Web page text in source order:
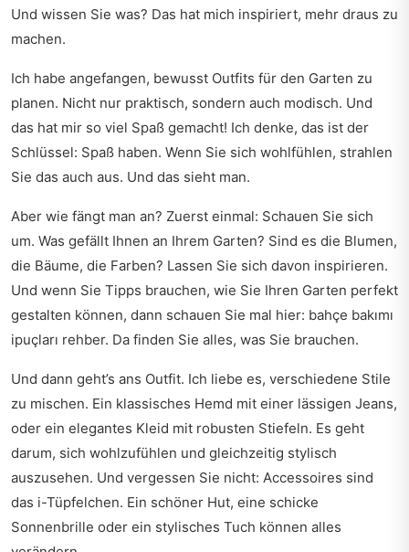
Und wissen Sie was? Das hat mich inspiriert, mehr draus zu
machen.
Ich habe angefangen, bewusst Outfits für den Garten zu
planen. Nicht nur praktisch, sondern auch modisch. Und
das hat mir so viel Spaß gemacht! Ich denke, das ist der
Schlüssel: Spaß haben. Wenn Sie sich wohlfühlen, strahlen
Sie das auch aus. Und das sieht man.
Aber wie fängt man an? Zuerst einmal: Schauen Sie sich
um. Was gefällt Ihnen an Ihrem Garten? Sind es die Blumen,
die Bäume, die Farben? Lassen Sie sich davon inspirieren.
Und wenn Sie Tipps brauchen, wie Sie Ihren Garten perfekt
gestalten können, dann schauen Sie mal hier: bahçe bakımı
ipuçları rehber. Da finden Sie alles, was Sie brauchen.
Und dann geht’s ans Outfit. Ich liebe es, verschiedene Stile
zu mischen. Ein klassisches Hemd mit einer lässigen Jeans,
oder ein elegantes Kleid mit robusten Stiefeln. Es geht
darum, sich wohlzufühlen und gleichzeitig stylisch
auszusehen. Und vergessen Sie nicht: Accessoires sind
das i-Tüpfelchen. Ein schöner Hut, eine schicke
Sonnenbrille oder ein stylisches Tuch können alles